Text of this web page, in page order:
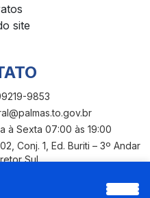
site
9853
à Sexta 07:00 às 19:00
Conj. 1, Ed. Buriti – 3º Andar
Sul